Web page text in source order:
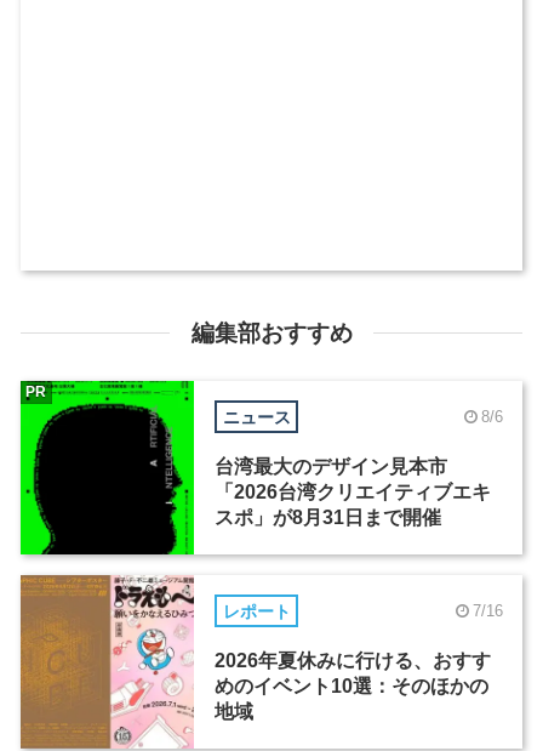
編集部おすすめ
ニュース 8/6
台湾最大のデザイン見本市
「2026台湾クリエイティブエキ
スポ」が8月31日まで開催
PR
レポート 7/16
2026年夏休みに行ける、おすす
めのイベント10選：そのほかの
地域